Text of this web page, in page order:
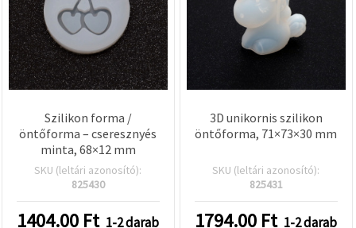
Szilikon forma /
öntőforma – cseresznyés
minta, 68×12 mm
SKU (leltári azonosító):
825430
1404.00 Ft 1-2 darab
3D unikornis szilikon
öntőforma, 71×73×30 mm
SKU (leltári azonosító):
825431
1794.00 Ft 1-2 darab